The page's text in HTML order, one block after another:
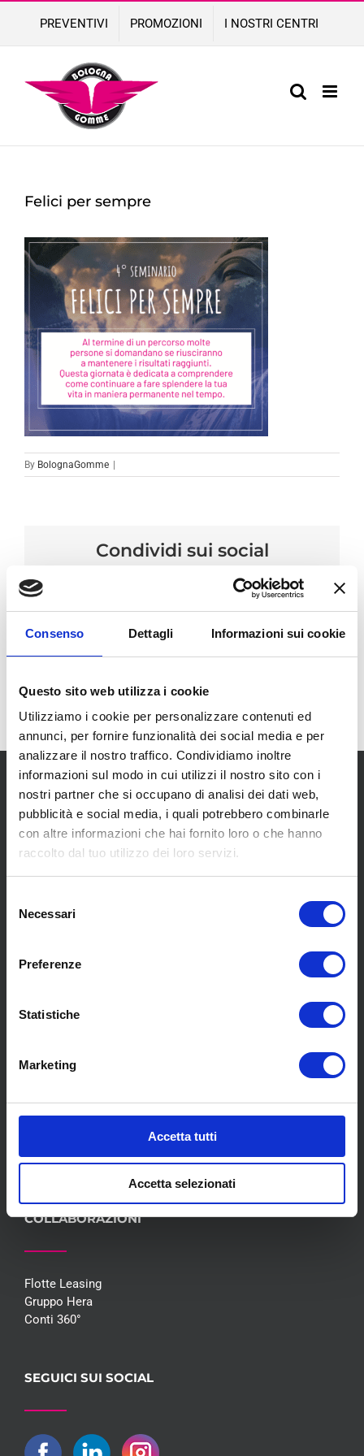
Consenso Dettagli Informazioni sui cookie
Questo sito web utilizza i cookie
Utilizziamo i cookie per personalizzare contenuti ed
annunci, per fornire funzionalità dei social media e per
analizzare il nostro traffico. Condividiamo inoltre
informazioni sul modo in cui utilizzi il nostro sito con i
nostri partner che si occupano di analisi dei dati web,
pubblicità e social media, i quali potrebbero combinarle
con altre informazioni che hai fornito loro o che hanno
raccolto dal tuo utilizzo dei loro servizi.
delNecessari
Preferenze
Statistiche
Marketing
Accetta tutti
Accetta selezionati
content
PREVENTIVI PROMOZIONI I NOSTRI CENTRI
Felici per sempre
By BolognaGomme
Condividi sui social
LinkedInEmail
Pneumatici
Servizi
Blog
Whisteblowing D.Lgs 24/2023
Contatti
COLLABORAZIONI
Flotte Leasing
Gruppo Hera
Conti 360°
SEGUICI SUI SOCIAL